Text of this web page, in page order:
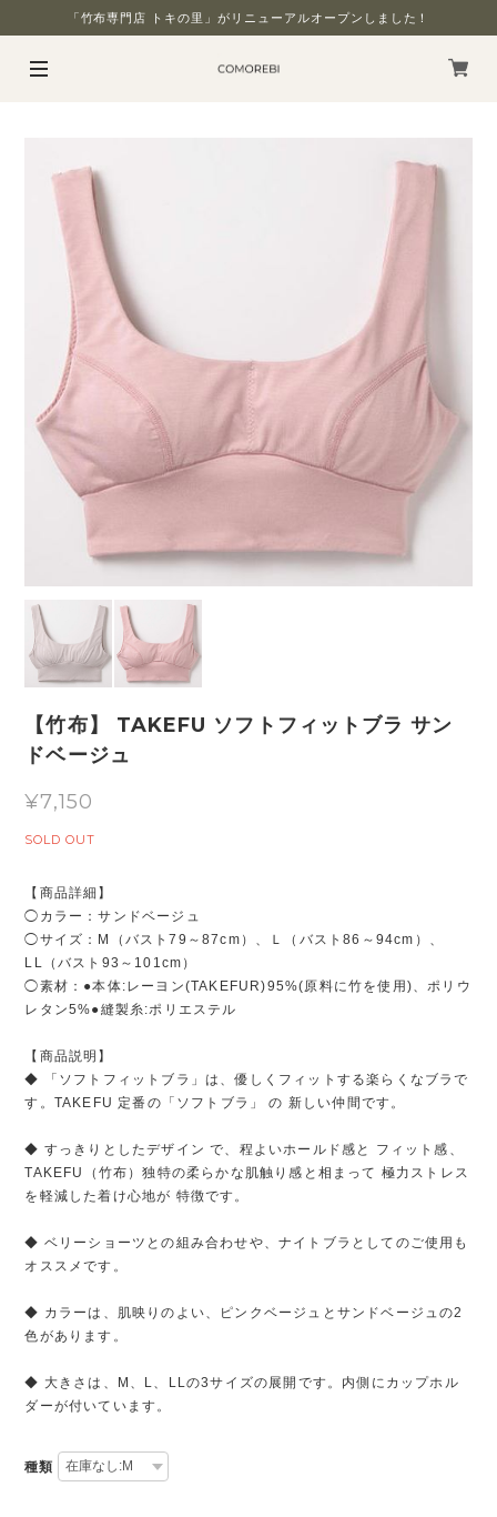
「竹布専門店 トキの里」がリニューアルオープンしました！
【竹布】 TAKEFU ソフトフィットブラ サン
ドベージュ
¥7,150
SOLD OUT
【商品詳細】
◯カラー：サンドベージュ
◯サイズ：M（バスト79～87cm）、Ｌ（バスト86～94cm）、
LL（バスト93～101cm）
◯素材：●本体:レーヨン(TAKEFUR)95%(原料に竹を使用)、ポリウ
レタン5%●縫製糸:ポリエステル
【商品説明】
◆ 「ソフトフィットブラ」は、優しくフィットする楽らくなブラで
す。TAKEFU 定番の「ソフトブラ」 の 新しい仲間です。
◆ すっきりとしたデザイン で、程よいホールド感と フィット感、
TAKEFU（竹布）独特の柔らかな肌触り感と相まって 極力ストレス
を軽減した着け心地が 特徴です。
◆ ベリーショーツとの組み合わせや、ナイトブラとしてのご使用も
オススメです。
◆ カラーは、肌映りのよい、ピンクベージュとサンドベージュの2
色があります。
◆ 大きさは、M、L、LLの3サイズの展開です。内側にカップホル
ダーが付いています。
種類